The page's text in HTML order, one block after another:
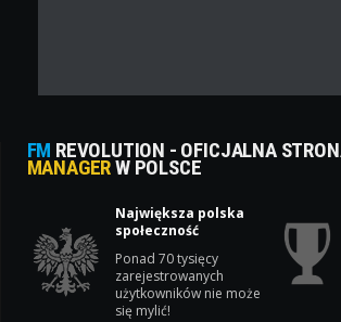
FM REVOLUTION - OFICJALNA
MANAGERW POLSCE
Największa polska
społeczność
Ponad 70 tysięcy
zarejestrowanych
użytkowników nie może
się mylić!